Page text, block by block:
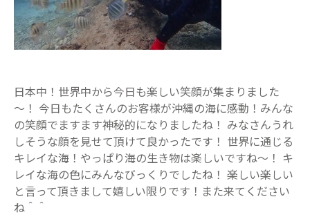
日本中！世界中から今日も楽しい笑顔が集まりました
～！ 今日もたくさんのお客様が沖縄の海に感動！みんな
の笑顔でますます神秘的になりましたね！ みなさんうれ
しそうな顔を見せて頂けて良かったです！ 世界に通じる
キレイな海！やっぱり海の生き物は楽しいですね～！ キ
レイな海の色にみんなびっくりでしたね！ 楽しい楽しい
と言って頂きまして嬉しい限りです！また来てください
ね＾＾